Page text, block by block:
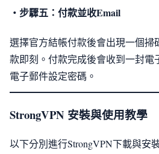
・步驟五：付款並收Email
選擇官方結帳付款後會出現一個掃
款即刻。付款完成後會收到一封電
電子郵件設定密碼。
StrongVPN 安裝與使用教學
以下分別進行StrongVPN下載與安